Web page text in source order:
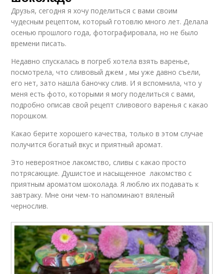
Друзья, сегодня я хочу поделиться с вами своим
чудесным рецептом, который готовлю много лет. Делала
осенью прошлого года, фотографировала, но не было
времени писать.
Недавно спускалась в погреб хотела взять варенье,
посмотрела, что сливовый джем , мы уже давно съели,
его нет, зато нашла баночку слив. И я вспомнила, что у
меня есть фото, которыми я могу поделиться с вами,
подробно описав свой рецепт сливового варенья с какао
порошком.
Какао берите хорошего качества, только в этом случае
получится богатый вкус и приятный аромат.
Это невероятное лакомство, сливы с какао просто
потрясающие. Душистое и насыщенное лакомство с
приятным ароматом шоколада. Я люблю их подавать к
завтраку. Мне они чем-то напоминают вяленый
чернослив.